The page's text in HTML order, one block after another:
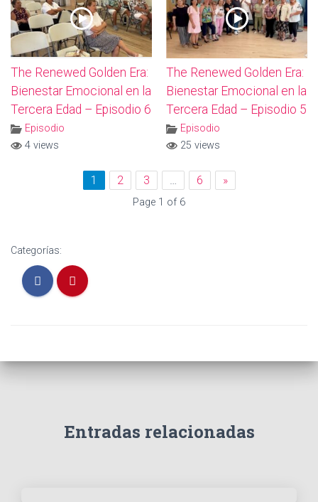
The Renewed Golden Era:
Bienestar Emocional en la
Tercera Edad – Episodio 6
Episodio
4 views
The Renewed Golden Era:
Bienestar Emocional en la
Tercera Edad – Episodio 5
Episodio
25 views
1 2 3 … 6 »
Page 1 of 6
Categorías:
Entradas relacionadas